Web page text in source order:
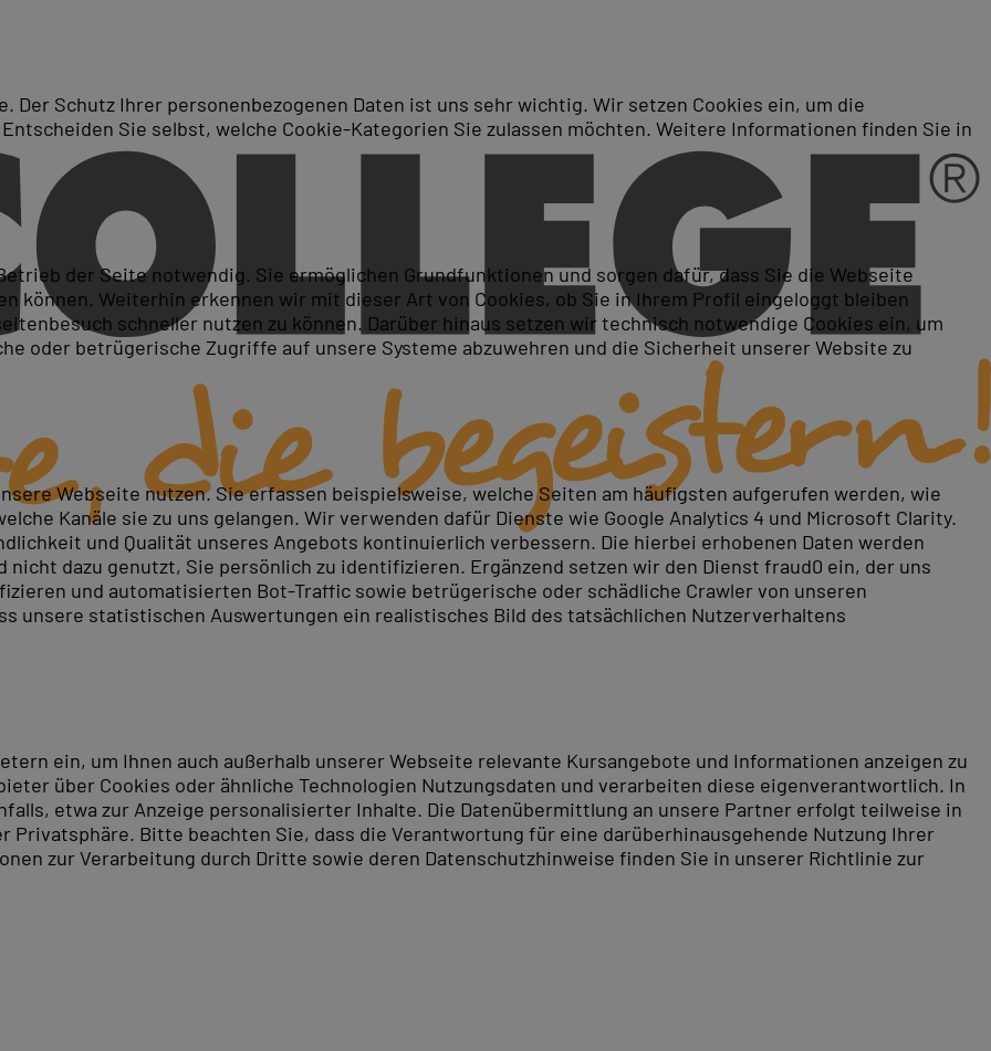
für Fortgeschrittene
einsetzen
produzieren
erstellen
Der Schutz Ihrer personenbezogenen Daten ist uns sehr wichtig. Wir setzen Cookies ein, um die
Sie selbst, welche Cookie-Kategorien Sie zulassen möchten. Weitere Informationen finden Sie in
der Seite notwendig. Sie ermöglichen Grundfunktionen und sorgen dafür, dass Sie die Webseite
können. Weiterhin erkennen wir mit dieser Art von Cookies, ob Sie in Ihrem Profil eingeloggt bleiben
schneller nutzen zu können. Darüber hinaus setzen wir technisch notwendige Cookies ein, um
oder betrügerische Zugriffe auf unsere Systeme abzuwehren und die Sicherheit unserer Website zu
Webseite nutzen. Sie erfassen beispielsweise, welche Seiten am häufigsten aufgerufen werden, wie
Kanäle sie zu uns gelangen. Wir verwenden dafür Dienste wie Google Analytics 4 und Microsoft Clarity.
und Qualität unseres Angebots kontinuierlich verbessern. Die hierbei erhobenen Daten werden
dazu genutzt, Sie persönlich zu identifizieren. Ergänzend setzen wir den Dienst fraud0 ein, der uns
und automatisierten Bot-Traffic sowie betrügerische oder schädliche Crawler von unseren
unsere statistischen Auswertungen ein realistisches Bild des tatsächlichen Nutzerverhaltens
ein, um Ihnen auch außerhalb unserer Webseite relevante Kursangebote und Informationen anzeigen zu
über Cookies oder ähnliche Technologien Nutzungsdaten und verarbeiten diese eigenverantwortlich. In
etwa zur Anzeige personalisierter Inhalte. Die Datenübermittlung an unsere Partner erfolgt teilweise in
Privatsphäre. Bitte beachten Sie, dass die Verantwortung für eine darüberhinausgehende Nutzung Ihrer
zur Verarbeitung durch Dritte sowie deren Datenschutzhinweise finden Sie in unserer Richtlinie zur